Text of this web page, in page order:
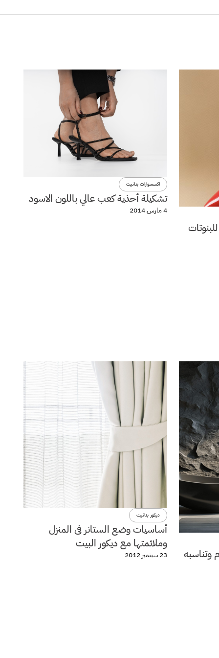
اكسسوارات بنانيت
تشكيلة أحذية كعب عالي باللون الاسود
4 مارس 2014
وتناسبه
ديكور بنانيت
أساسيات وضع الستائر فى المنزل
وملائمتها مع ديكور البيت
23 سبتمبر 2012